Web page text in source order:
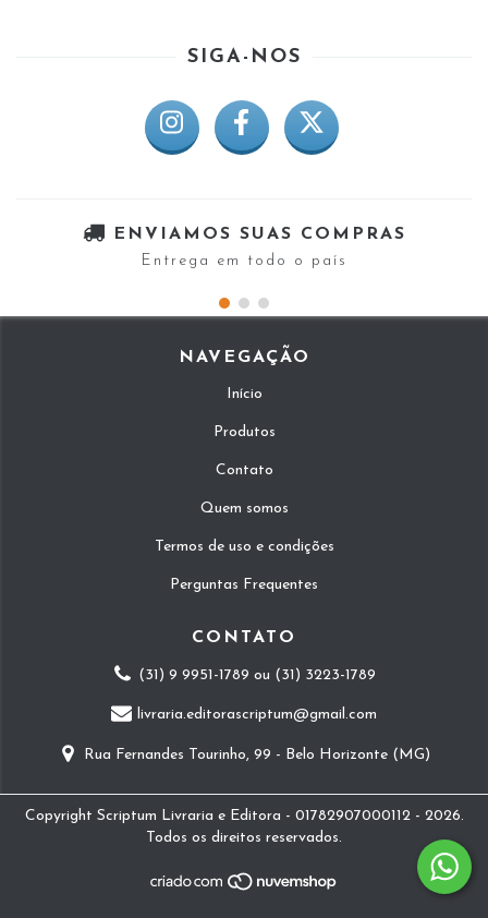
SIGA-NOS
ENVIAMOS SUAS COMPRAS
Entrega em todo o país
NAVEGAÇÃO
Início
Produtos
Contato
Quem somos
Termos de uso e condições
Perguntas Frequentes
CONTATO
(31) 9 9951-1789 ou (31) 3223-1789
livraria.editorascriptum@gmail.com
Rua Fernandes Tourinho, 99 - Belo Horizonte (MG)
Copyright Scriptum Livraria e Editora - 01782907000112 - 2026.
Todos os direitos reservados.